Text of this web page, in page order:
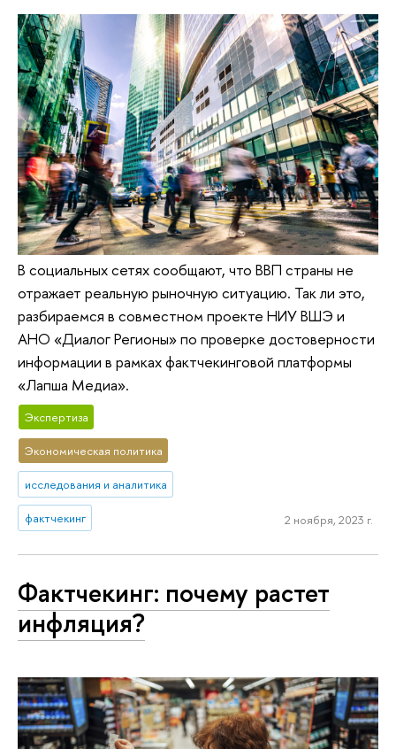
В социальных сетях сообщают, что ВВП страны не
отражает реальную рыночную ситуацию. Так ли это,
разбираемся в совместном проекте НИУ ВШЭ и
АНО «Диалог Регионы» по проверке достоверности
информации в рамках фактчекинговой платформы
«Лапша Медиа».
Экспертиза
Экономическая политика
исследования и аналитика
фактчекинг 2 ноября, 2023 г.
Фактчекинг: почему растет
инфляция?